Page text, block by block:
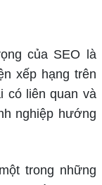
của SEO là
xếp hạng trên
có liên quan và
nghiệp hướng
trong những